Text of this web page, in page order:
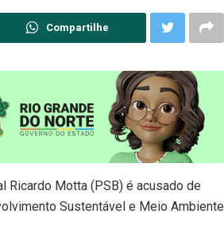
Compartilhe
Ricardo Motta (PSB) é acusado de
Sustentável e Meio Ambiente